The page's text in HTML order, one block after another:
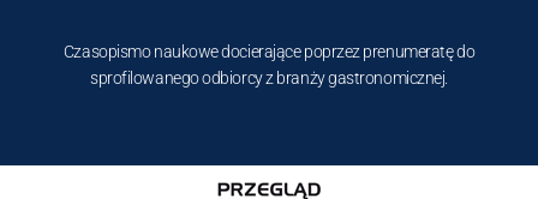
Czasopismo naukowe docierające poprzez prenumeratę do
sprofilowanego odbiorcy z branży gastronomicznej.